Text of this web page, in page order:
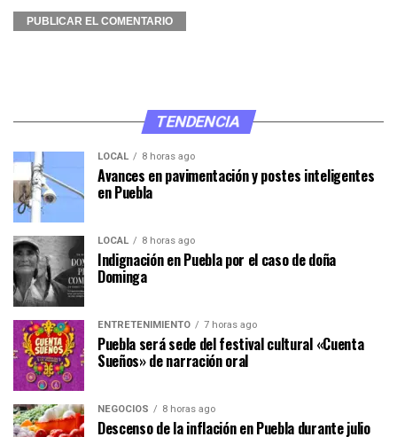
TENDENCIA
LOCAL 8 horas ago
Avances en pavimentación y postes inteligentes
en Puebla
LOCAL 8 horas ago
Indignación en Puebla por el caso de doña
Dominga
ENTRETENIMIENTO 7 horas ago
Puebla será sede del festival cultural «Cuenta
Sueños» de narración oral
NEGOCIOS 8 horas ago
Descenso de la inflación en Puebla durante julio